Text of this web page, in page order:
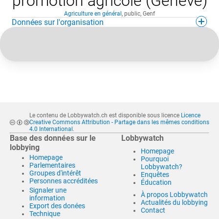
Agriculture en général , public, Genf
Données sur l'organisation
Le contenu de Lobbywatch.ch est disponible sous licence Licence
Creative Commons Attribution - Partage dans les mêmes conditions
4.0 International .
Base des données sur le
lobbying
Homepage
Parlementaires
Groupes d'intérêt
Personnes accréditées
Signaler une
information
Export des donées
Technique
Lobbywatch
Homepage
Pourquoi
Lobbywatch?
Enquêtes
Éducation
À propos Lobbywatch
Actualités du lobbying
Contact